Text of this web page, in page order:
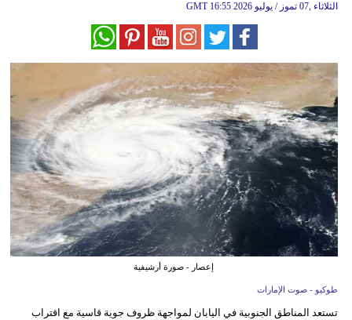
سياحة
وسفر
ديكور
أخبار
إعلام
تعليم
أزياء
GMT 16:55 2026 الثلاثاء ,07 تموز / يوليو
إعصار - صورة أرشيفية
طوكيو - صوت الإمارات
تستعد المناطق الجنوبية في اليابان لمواجهة ظروف جوية قاسية مع اقتراب